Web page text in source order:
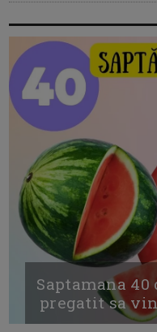
Saptamana 40
pregatit sa